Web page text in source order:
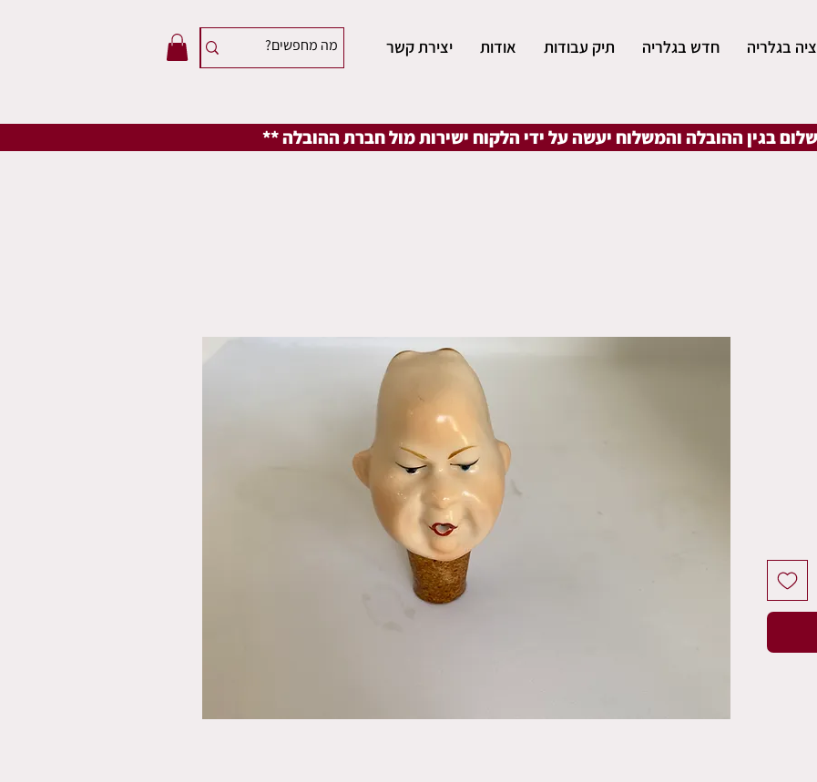
בגלריה חדש בגלריה תיק עבודות אודות יצירת קשר
בגין ההובלה והמשלוח יעשה על ידי הלקוח ישירות מול חברת ההובלה **